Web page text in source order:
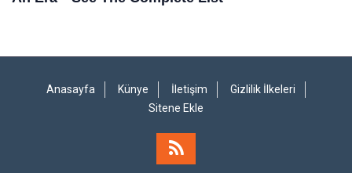
Anasayfa Künye İletişim
Gizlilik İlkeleri
Sitene Ekle